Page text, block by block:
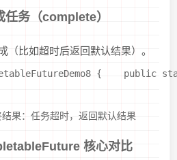
任务（complete）
（比如超时后返回默认结果）。
{    public
果：任务超时，返回默认结果
核心对比